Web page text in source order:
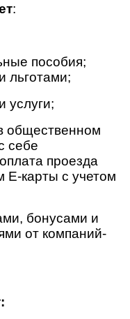
:
пособия;
льготами;
себе
проезда
Е-карты с учетом
бонусами и
от компаний-